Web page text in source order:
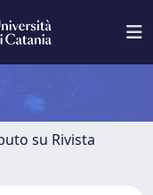
su Rivista